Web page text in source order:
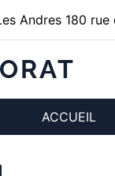
Andres 180
ACCUEIL